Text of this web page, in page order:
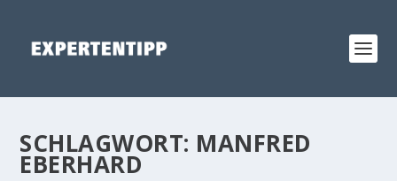
SCHLAGWORT: MANFRED
EBERHARD